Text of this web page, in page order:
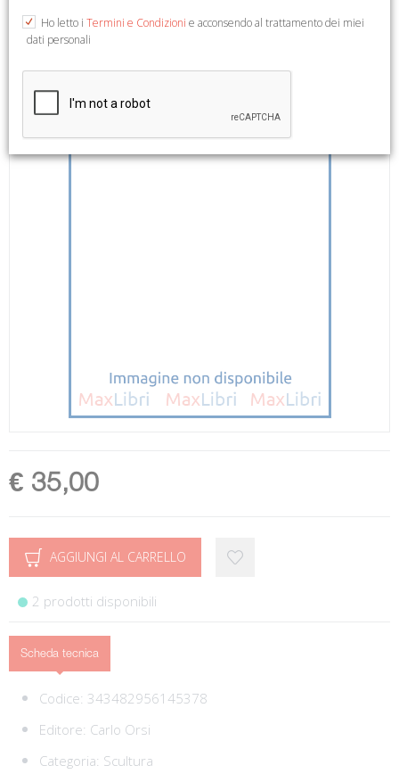
English Text. Edit by Ferdinando Corberi. Milano, 2013; ril., pp.
76, ill. b/n, tavv. col., cm 22x30.
€ 35,00
AGGIUNGI AL CARRELLO
2 prodotti disponibili
Scheda tecnica
Codice: 343482956145378
Editore: Carlo Orsi
Categoria: Scultura
Ho letto i Termini e Condizioni e acconsendo al trattamento dei miei
dati personali